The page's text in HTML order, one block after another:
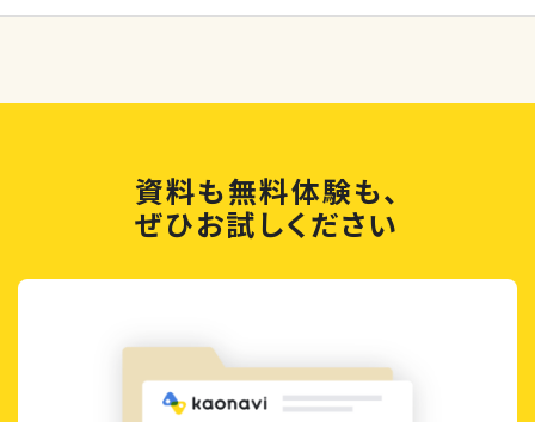
資料も無料体験も、
ぜひお試しください